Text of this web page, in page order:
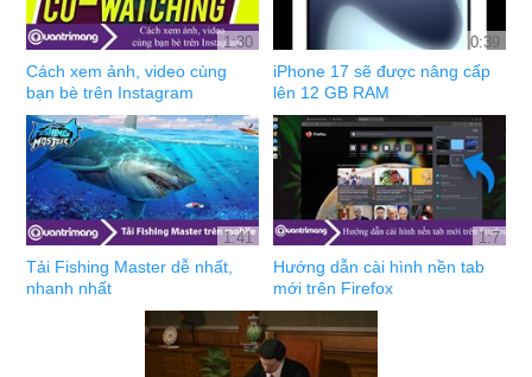
1:30
Cách xem ảnh, video cùng
bạn bè trên Instagram
0:39
iPhone 17 sẽ được nâng cấp
lên 12 GB RAM
1:41
Tải Fishing Master dễ nhất,
nhanh nhất
1:7
Hướng dẫn cài hình nền tab
mới trên Firefox